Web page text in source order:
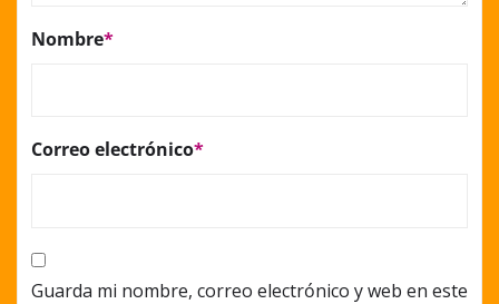
Nombre*
Correo electrónico*
Guarda mi nombre, correo electrónico y web en este